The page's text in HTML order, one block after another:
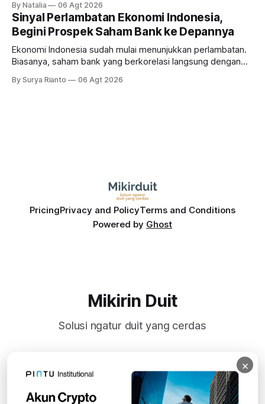
masih menarik dilirik?
By Natalia 06 Agt 2026
Sinyal Perlambatan Ekonomi Indonesia,
Begini Prospek Saham Bank ke Depannya
Ekonomi Indonesia sudah mulai menunjukkan perlambatan.
Biasanya, saham bank yang berkorelasi langsung dengan
bank ke depannya?
By Surya Rianto 06 Agt 2026
PricingPrivacy and PolicyTerms and Conditions
Powered by Ghost
Mikirin Duit
Solusi ngatur duit yang cerdas
Subscribe
×